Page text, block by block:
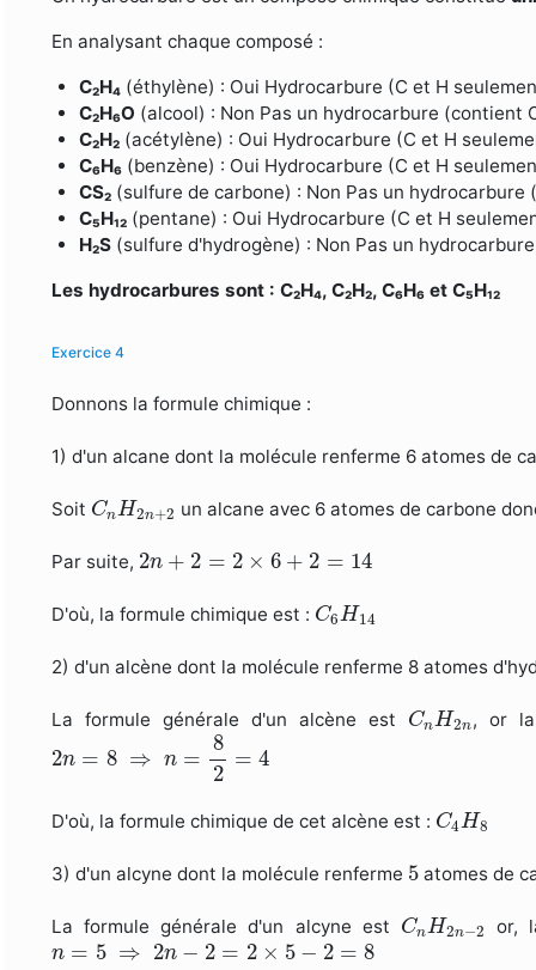
En analysant chaque composé :
C₂H₄(éthylène) : Oui Hydrocarbure (C et H
C₂H₆O (alcool) : Non Pas un hydrocarbure (contient
C₂H₂(acétylène) : Oui Hydrocarbure (C et H
C₆H₆(benzène) : Oui Hydrocarbure (C et H
CS₂(sulfure de carbone) : Non Pas un hydrocarbure
C₅H₁₂(pentane) : Oui Hydrocarbure (C et H
H₂S(sulfure d'hydrogène) : Non Pas un
Les hydrocarbures sont : C₂H₄, C₂H₂, C₆H₆ et C₅H₁₂
Exercice 4
Donnons la formule chimique :
1) d'un alcane dont la molécule renferme 6 atomes de
Soit CnH2n+2
C nH 2
un alcane avec 6 atomes de carbone
Par suite, 2n + 2 = 2 × 6 + 2 = 14
2n + 2= ×6 +2= 14
D'où, la formule chimique est : C6H14
C 6H
2) d'un alcène dont la molécule renferme 8 atomes
La formule générale d'un alcène est CnH2n
Cn H2 , or la
2n = 8 ⇒ n =
8
2
= 4
2n =8 ⇒ n =82=4
D'où, la formule chimique de cet alcène est : C4H8
C 4H
3) d'un alcyne dont la molécule renferme 5
5 atomes de
La formule générale d'un alcyne est CnH2n−2
Cn H2 2
or,
n = 5 ⇒ 2n − 2 = 2 × 5 − 2 = 8
n= ⇒ 2 n −2 2× 5 2 =8